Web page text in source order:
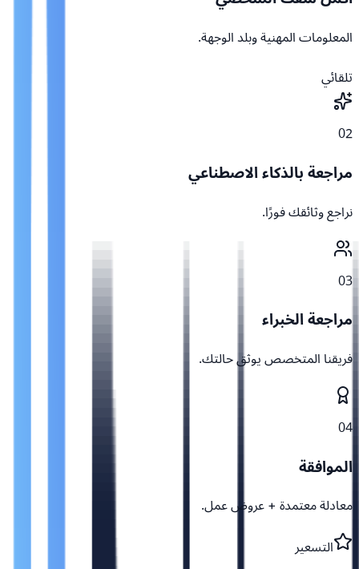
المعلومات المهنية وبلد الوجهة.
تلقائي
02
مراجعة بالذكاء الاصطناعي
نراجع وثائقك فورًا.
03
مراجعة الخبراء
فريقنا المتخصص يوثق حالتك.
04
الموافقة
معادلة معتمدة + عروض عمل.
التسعير